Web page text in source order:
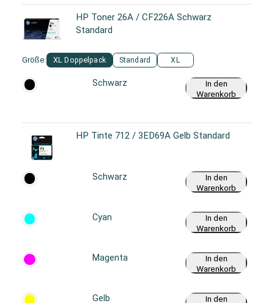
HP Toner 26A / CF226A Schwarz
Standard
Größe: XL Doppelpack Standard XL
Schwarz
In den
Warenkorb
HP Tinte 712 / 3ED69A Gelb Standard
Gelb
In den
Magenta
In den
Warenkorb
Schwarz
In den
Warenkorb
Cyan
In den
Warenkorb